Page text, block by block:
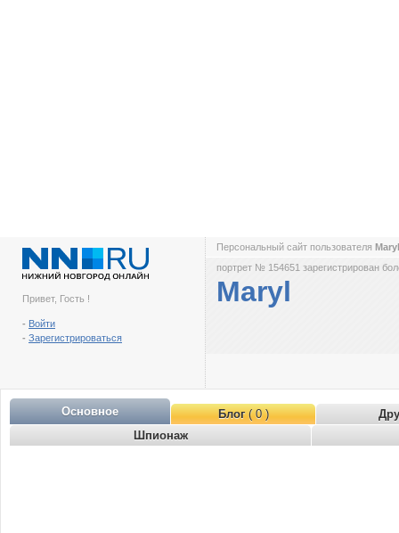
Привет, Гость !
- Войти
- Зарегистрироваться
Персональный сайт пользователя
портрет № 154651 зарегистрирован
Maryl
Основное Блог( 0 )
Шпионаж